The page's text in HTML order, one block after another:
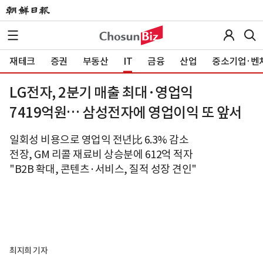
재테크 증권 부동산 IT 금융 산업 중소기업·벤
LG전자, 2분기 매출 최대·영업익
7419억원… 삼성전자에 영업이익 또 앞서
일회성 비용으로 영업익 전년比 6.3% 감소
전장, GM 리콜 재료비 상승분에 612억 적자
"B2B 확대, 콘텐츠·서비스, 질적 성장 견인"
최지희 기자